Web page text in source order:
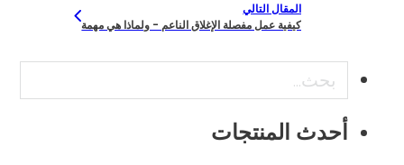
المقال التالي
كيفية عمل مفصلة الإغلاق الناعم - ولماذا هي مهمة
بحث
أحدث المنتجات